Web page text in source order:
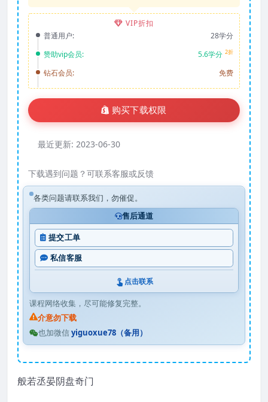
VIP折扣
普通用户:
28学分
赞助vip会员:
5.6学分 2折
钻石会员: 免费
购买下载权限
最近更新: 2023-06-30
下载遇到问题？可联系客服或反馈
各类问题请联系我们，勿催促。
售后通道
提交工单
私信客服
点击联系
课程网络收集，尽可能修复完整。
介意勿下载
也加微信yiguoxue78（备用）
般若丞晏阴盘奇门